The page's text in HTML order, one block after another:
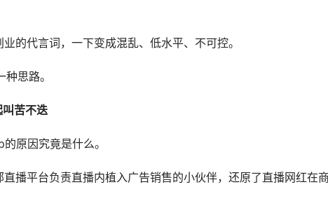
的代言词，一下变成混乱、低水平、不可控。
思路。
苦不迭
原因究竟是什么。
播平台负责直播内植入广告销售的小伙伴，还原了直播网红在